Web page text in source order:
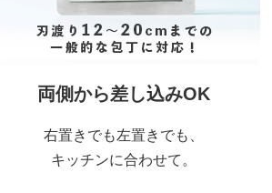
両側から差し込みOK
右置きでも左置きでも、
キッチンに合わせて。